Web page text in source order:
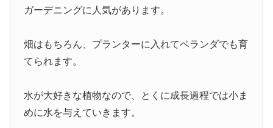
ガーデニングに人気があります。
畑はもちろん、プランターに入れてベランダでも育
てられます。
水が大好きな植物なので、とくに成長過程では小ま
めに水を与えていきます。